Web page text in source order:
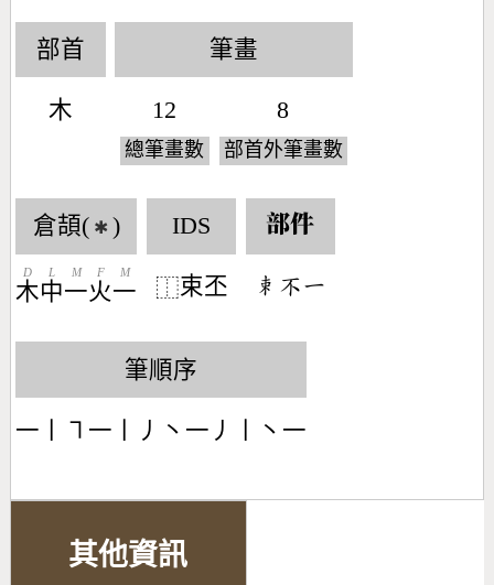
部首
木
筆畫
12
總筆畫數
8
部首外筆畫數
倉頡( ✱ )
木
D
中
L
一
M
火
F
一
M
IDS
⿰束丕
部件
󶆧󶂾󶀀
筆順序
一丨㇕一丨丿丶一丿丨丶一
其他資訊